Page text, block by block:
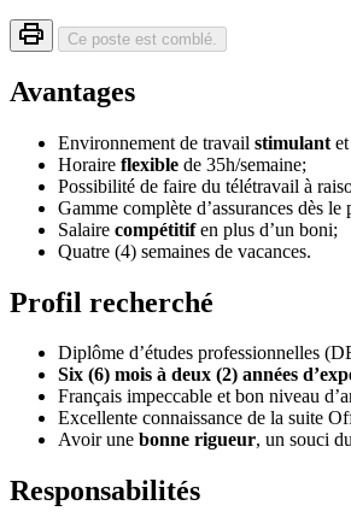
Ce poste est comblé.
Avantages
Environnement de travail stimulant
Horaire flexible de 35h/semaine;
Possibilité de faire du télétravail à
Gamme complète d’assurances dès le
Salaire compétitifen plus d’un boni;
Quatre (4) semaines de vacances.
Profil recherché
Diplôme d’études professionnelles
Six (6) mois à deux (2) années
Français impeccable et bon niveau
Excellente connaissance de la suite
Avoir une bonne rigueur, un souci
Responsabilités